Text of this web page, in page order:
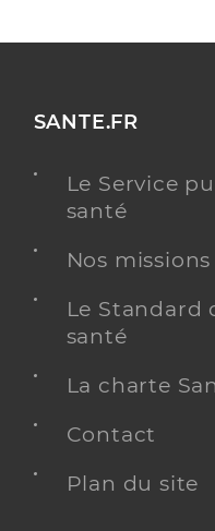
SANTE.FR
Le Service
santé
Nos missions
Le Standard
santé
La charte
Contact
Plan du site